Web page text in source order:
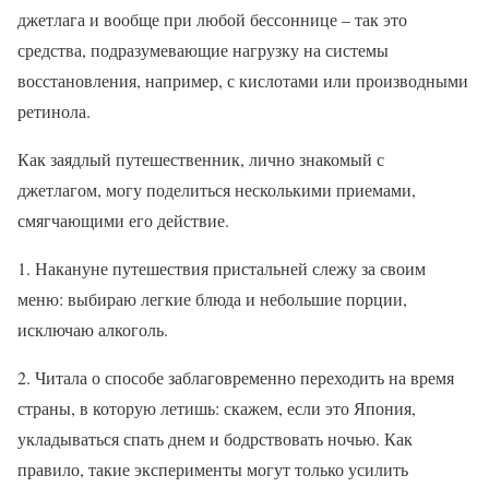
джетлага и вообще при любой бессоннице – так это
средства, подразумевающие нагрузку на системы
восстановления, например, с кислотами или производными
ретинола.
Как заядлый путешественник, лично знакомый с
джетлагом, могу поделиться несколькими приемами,
смягчающими его действие.
1. Накануне путешествия пристальней слежу за своим
меню: выбираю легкие блюда и небольшие порции,
исключаю алкоголь.
2. Читала о способе заблаговременно переходить на время
страны, в которую летишь: скажем, если это Япония,
укладываться спать днем и бодрствовать ночью. Как
правило, такие эксперименты могут только усилить